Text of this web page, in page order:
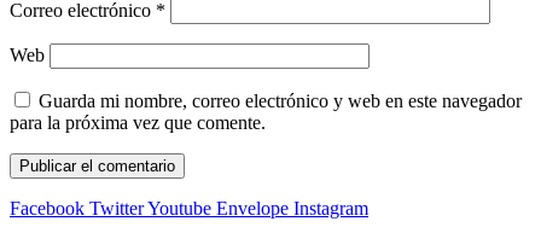
Correo electrónico *
Web
Guarda mi nombre, correo electrónico y web en este navegador
para la próxima vez que comente.
Facebook TwitterYoutube Envelope Instagram